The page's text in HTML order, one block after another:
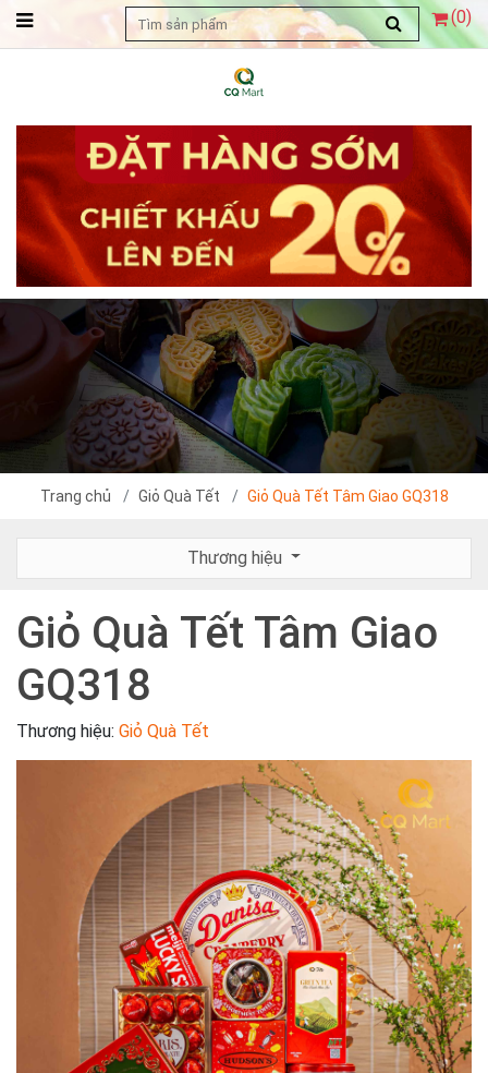
(0)
Trang chủ Giỏ Quà Tết Giỏ Quà Tết Tâm Giao GQ318
Thương hiệu
Giỏ Quà Tết Tâm Giao
GQ318
Thương hiệu: Giỏ Quà Tết